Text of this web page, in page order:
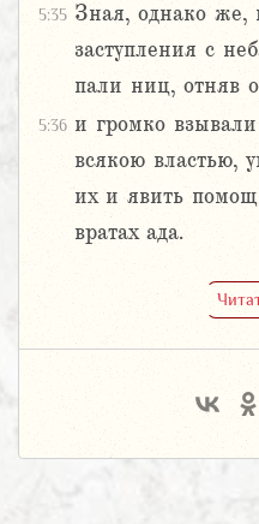
5:35 Зная, однако
заступления с
пали ниц, отняв
5:36 и громко
всякою властью,
их и явить
вратах ада.